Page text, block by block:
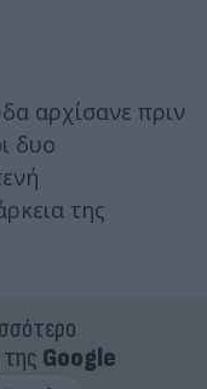
αρχίσανε πριν
δυο
της
Google